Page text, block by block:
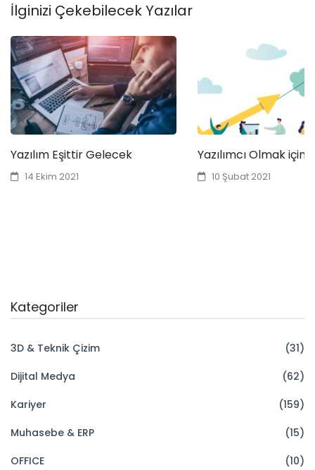
İlginizi Çekebilecek Yazılar
Yazılım Eşittir Gelecek
14 Ekim 2021
Yazılımcı Olmak için
10 Şubat 2021
Kategoriler
3D & Teknik Çizim
(31)
Dijital Medya
(62)
Kariyer
(159)
Muhasebe & ERP
(15)
OFFICE
(10)